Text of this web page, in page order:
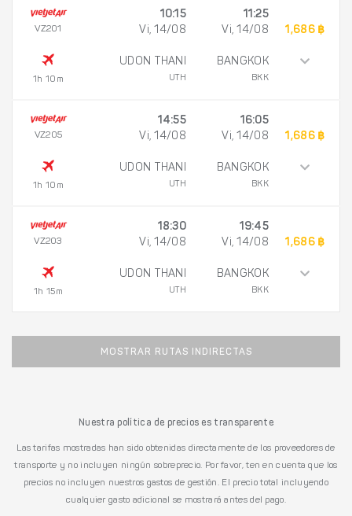
VZ201
1h 10m
10:15
Vi, 14/08
UDON THANI
UTH
11:25
Vi, 14/08
BANGKOK
BKK
1,686 ฿
VZ205
1h 10m
14:55
Vi, 14/08
UDON THANI
UTH
16:05
Vi, 14/08
BANGKOK
BKK
1,686 ฿
VZ203
1h 15m
18:30
Vi, 14/08
UDON THANI
UTH
19:45
Vi, 14/08
BANGKOK
BKK
1,686 ฿
MOSTRAR RUTAS INDIRECTAS
Nuestra política de precios es transparente
Las tarifas mostradas han sido obtenidas directamente de los proveedores de
transporte y no incluyen ningún sobreprecio. Por favor, ten en cuenta que los
precios no incluyen nuestros gastos de gestión. El precio total incluyendo
cualquier gasto adicional se mostrará antes del pago.